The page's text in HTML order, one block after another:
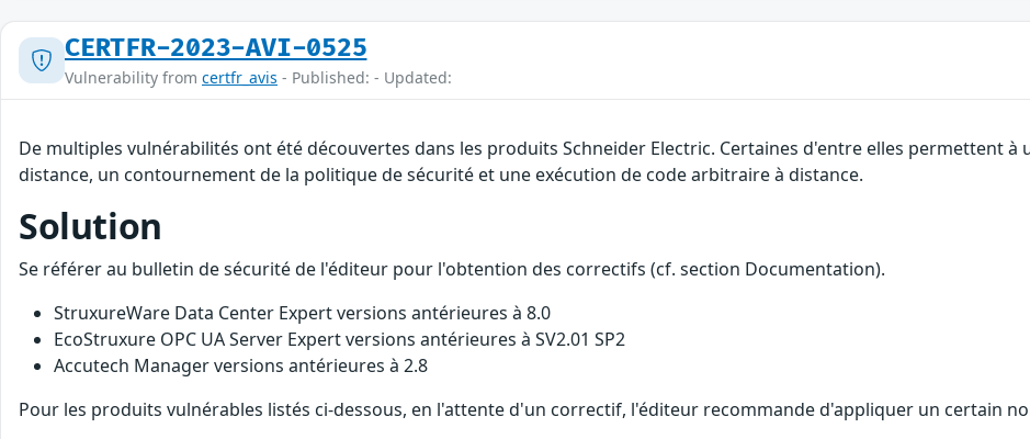
CERTFR-2023-AVI-0525
Vulnerability from certfr_avis - Published: - Updated:
De multiples vulnérabilités ont été découvertes dans les produits Schneider Electric. Certaines d'entre elles permettent
distance, un contournement de la politique de sécurité et une exécution de code arbitraire à distance.
Solution
Se référer au bulletin de sécurité de l'éditeur pour l'obtention des correctifs (cf. section Documentation).
StruxureWare Data Center Expert versions antérieures à 8.0
EcoStruxure OPC UA Server Expert versions antérieures à SV2.01 SP2
Accutech Manager versions antérieures à 2.8
Pour les produits vulnérables listés ci-dessous, en l'attente d'un correctif, l'éditeur recommande d'appliquer un certain